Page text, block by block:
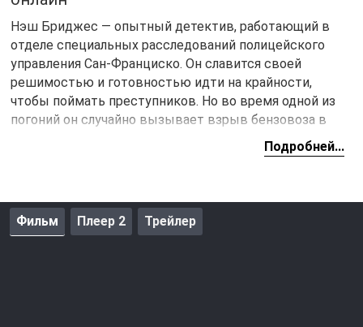
Нэш Бриджес — опытный детектив, работающий в
отделе специальных расследований полицейского
управления Сан-Франциско. Он славится своей
решимостью и готовностью идти на крайности,
чтобы поймать преступников. Но во время одной из
погоний он случайно вызывает взрыв бензовоза в
центре города. Это приводит к отстранению от
службы на неопределённый срок, что сильно влияет
Спустя год Нэш и его верный напарник Джо Домингес
возвращаются к работе, когда расследование
Подробней...
Фильм Плеер 2 Трейлер